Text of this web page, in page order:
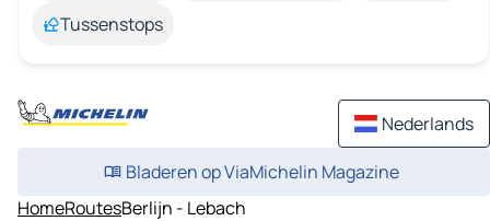
Tussenstops
Nederlands
Bladeren op ViaMichelin Magazine
HomeRoutesBerlijn - Lebach